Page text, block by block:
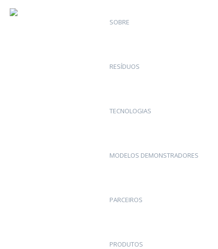
SOBRE
RESÍDUOS
TECNOLOGIAS
MODELOS DEMONSTRADORES
PARCEIROS
PRODUTOS